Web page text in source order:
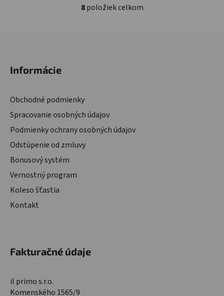
Ovládacie prvky výpisu
8položiek celkom
Informácie
Obchodné podmienky
Spracovanie osobných údajov
Podmienky ochrany osobných údajov
Odstúpenie od zmluvy
Bonusový systém
Vernostný program
Koleso šťastia
Kontakt
Fakturačné údaje
il primo s.r.o.
Komenského 1565/9